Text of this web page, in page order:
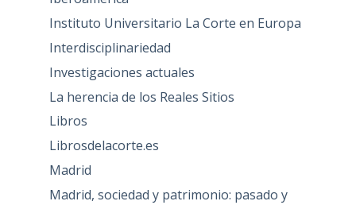
Instituto Universitario La Corte en Europa
Interdisciplinariedad
Investigaciones actuales
La herencia de los Reales Sitios
Libros
Librosdelacorte.es
Madrid
Madrid, sociedad y patrimonio: pasado y